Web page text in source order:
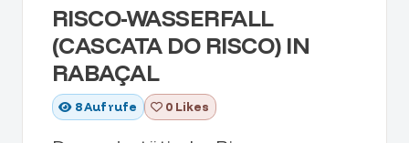
RISCO-WASSERFALL
(CASCATA DO RISCO) IN
RABAÇAL
8Aufrufe 0 Likes